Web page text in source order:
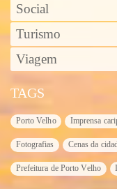
Social
Turismo
Viagem
TAGS
Porto Velho Imprensa
Fotografias Cenas da
Prefeitura de Porto Velho